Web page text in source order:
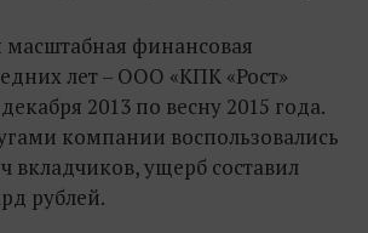
финансовая
лет – ООО «КПК «Рост»
2013 по весну 2015 года.
компании воспользовались
вкладчиков, ущерб составил
рублей.